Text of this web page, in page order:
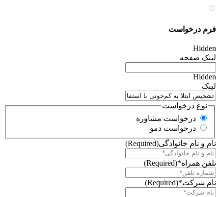
فرم درخواست
Hidden
لینک صفحه
Hidden
لینک
نوع درخواست
درخواست مشاوره
درخواست دمو
نام و نام خانوادگی(Required)
تلفن همراه*(Required)
نام شرکت*(Required)